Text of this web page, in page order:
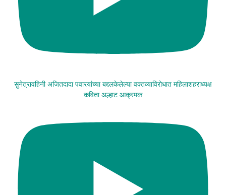
सुनेत्रावहिनी अजितदादा पवारयांच्या बद्दलकेलेल्या वक्तव्याविरोधात महिलाशहराध्यक्ष
कविता अल्हाट आक्रमक